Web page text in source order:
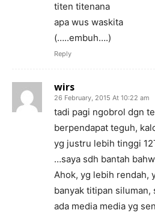
titen titenana
apa wus waskita
(…..embuh….)
Reply
wirs
26 February, 2015 At 10:22 am
tadi pagi ngobrol dgn
berpendapat teguh,
yg justru lebih tinggi
…saya sdh bantah
Ahok, yg lebih rendah,
banyak titipan siluman,
ada media media yg